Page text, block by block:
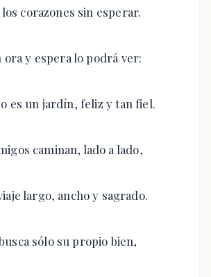
corazones sin esperar.
ora y espera lo podrá ver:
es un jardín, feliz y tan fiel.
caminan, lado a lado,
largo, ancho y sagrado.
sólo su propio bien,